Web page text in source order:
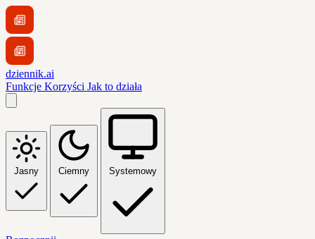
dziennik.ai
Funkcje Korzyści Jak to działa
Jasny Ciemny Systemowy